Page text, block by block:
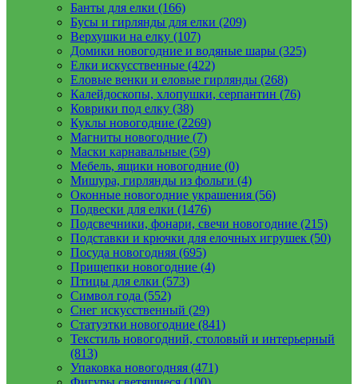
Банты для елки (166)
Бусы и гирлянды для елки (209)
Верхушки на елку (107)
Домики новогодние и водяные шары (325)
Елки искусственные (422)
Еловые венки и еловые гирлянды (268)
Калейдоскопы, хлопушки, серпантин (76)
Коврики под елку (38)
Куклы новогодние (2269)
Магниты новогодние (7)
Маски карнавальные (59)
Мебель, ящики новогодние (0)
Мишура, гирлянды из фольги (4)
Оконные новогодние украшения (56)
Подвески для елки (1476)
Подсвечники, фонари, свечи новогодние (215)
Подставки и крючки для елочных игрушек (50)
Посуда новогодняя (695)
Прищепки новогодние (4)
Птицы для елки (573)
Символ года (552)
Снег искусственный (29)
Статуэтки новогодние (841)
Текстиль новогодний, столовый и интерьерный
(813)
Упаковка новогодняя (471)